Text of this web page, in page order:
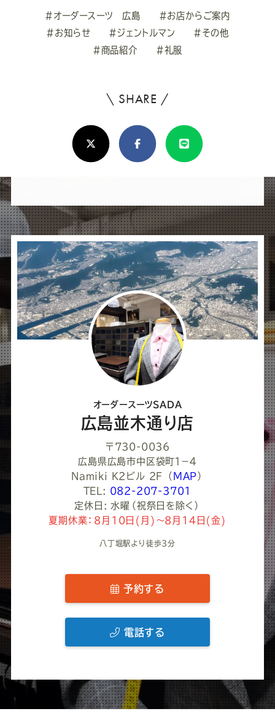
#オーダースーツ 広島
#お店からご案内
#お知らせ
#ジェントルマン
#その他
#商品紹介
#礼服
\ SHARE /
ろ
し
け
ば
シ
ェ
ア
し
て
く
だ
い
X(Twitter)FacebookLine
オーダースーツSADA
広島並木通り店
〒730-0036
広島県広島市中区袋町１−４
Namiki K2ビル 2F
（ MAP ）
TEL: 082-207-3701
定休日: 水曜（祝祭日を除く）
夏期休業：8月10日(月)～8月14日(金)
八丁堀駅より徒歩3分
予約する
電話する